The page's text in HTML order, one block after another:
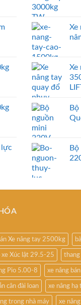
lực
Xe
Xe
Xe nâng tay 2500kg
xe Xúc lật 29.5-25 thang
Pio 5.00-8 xe nâng
cân đài loan xe nâng hạ
trong nhà máy xe